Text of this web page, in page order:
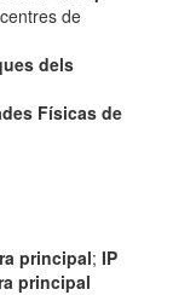
de
dels
Físicas de
principal;IP
principal